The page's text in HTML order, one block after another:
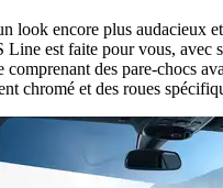
look encore plus audacieux
Line est faite pour vous, avec
comprenant des pare-chocs
chromé et des roues